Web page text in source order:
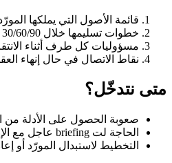
قائمة الأصول التي يملكها
خطوات تسليمها خلال 30/60/90 يوماً
مسؤوليات كل طرف أثناء
نقاط الاتصال في حال إنهاء
متى نتدخّل؟
صعوبة الحصول على الأدلة من
الحاجة لت briefing عاجل مع الإدارة القانونية
التخطيط لاستبدال المورّد أو